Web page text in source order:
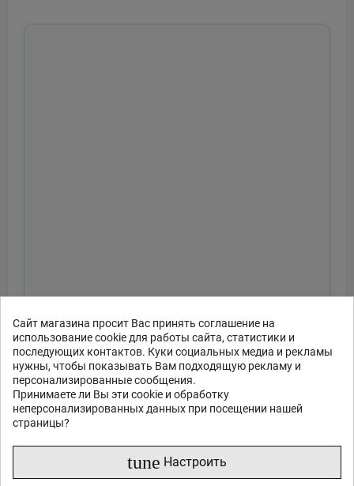
Сайт магазина просит Вас принять соглашение на
использование cookie для работы сайта, статистики и
последующих контактов. Куки социальных медиа и рекламы
нужны, чтобы показывать Вам подходящую рекламу и
персонализированные сообщения.
Принимаете ли Вы эти cookie и обработку
неперсонализированных данных при посещении нашей
страницы?
tune Настроить